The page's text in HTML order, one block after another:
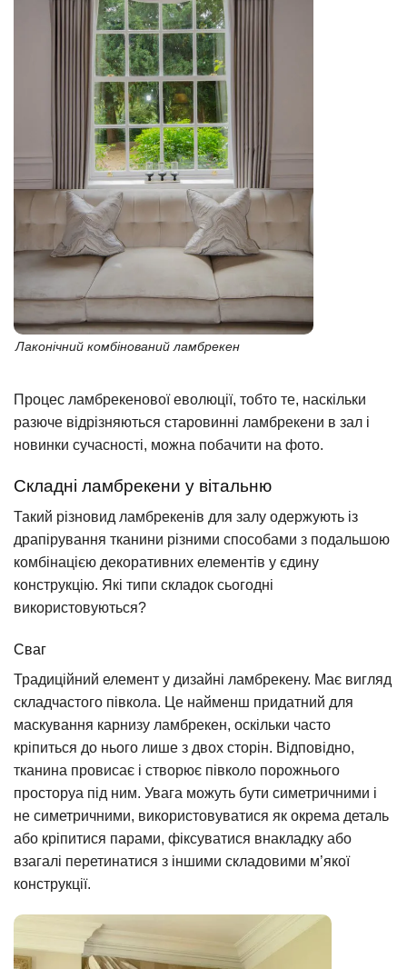
Лаконічний комбінований ламбрекен
Процес ламбрекенової еволюції, тобто те, наскільки
разюче відрізняються старовинні ламбрекени в зал і
новинки сучасності, можна побачити на фото.
Складні ламбрекени у вітальню
Такий різновид ламбрекенів для залу одержують із
драпірування тканини різними способами з подальшою
комбінацією декоративних елементів у єдину
конструкцію. Які типи складок сьогодні
використовуються?
Сваг
Традиційний елемент у дизайні ламбрекену. Має вигляд
складчастого півкола. Це найменш придатний для
маскування карнизу ламбрекен, оскільки часто
кріпиться до нього лише з двох сторін. Відповідно,
тканина провисає і створює півколо порожнього
просторуа під ним. Увага можуть бути симетричними і
не симетричними, використовуватися як окрема деталь
або кріпитися парами, фіксуватися внакладку або
взагалі перетинатися з іншими складовими м’якої
конструкції.